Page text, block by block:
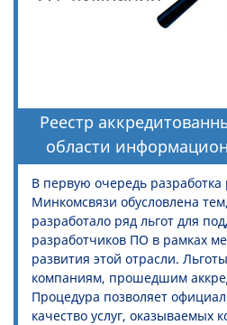
Реестр
области
В первую очередь
Минкомсвязи обусловлена
разработало ряд льгот для
разработчиков ПО в рамках
развития этой отрасли.
компаниям, прошедшим
Процедура позволяет
качество услуг, оказываемых